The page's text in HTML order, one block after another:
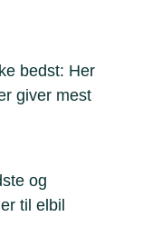
bedst: Her
giver mest
og
til elbil